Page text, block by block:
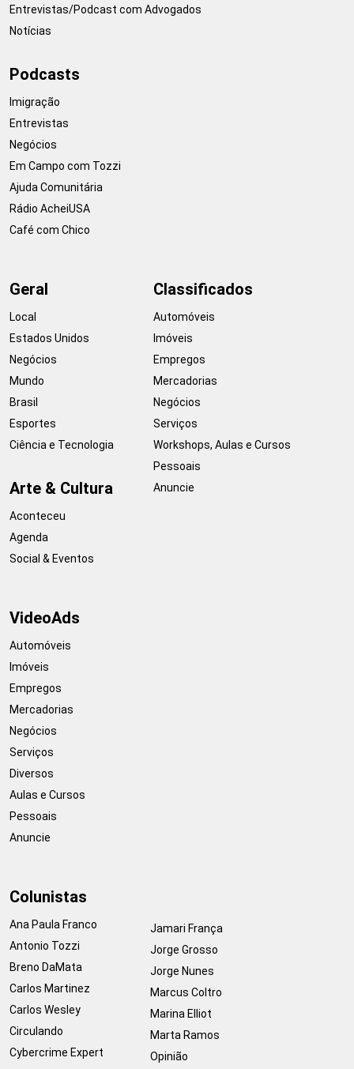
Entrevistas/Podcast com Advogados
Notícias
Podcasts
Imigração
Entrevistas
Negócios
Em Campo com Tozzi
Ajuda Comunitária
Rádio AcheiUSA
Café com Chico
Geral
Local
Estados Unidos
Negócios
Mundo
Brasil
Esportes
Ciência e Tecnologia
Arte & Cultura
Aconteceu
Agenda
Social & Eventos
Classificados
Automóveis
Imóveis
Empregos
Mercadorias
Negócios
Serviços
Workshops, Aulas e Cursos
Pessoais
Anuncie
VideoAds
Automóveis
Imóveis
Empregos
Mercadorias
Negócios
Serviços
Diversos
Aulas e Cursos
Pessoais
Anuncie
Colunistas
Ana Paula Franco
Antonio Tozzi
Breno DaMata
Carlos Martinez
Carlos Wesley
Circulando
Cybercrime Expert
Jamari França
Jorge Grosso
Jorge Nunes
Marcus Coltro
Marina Elliot
Marta Ramos
Opinião